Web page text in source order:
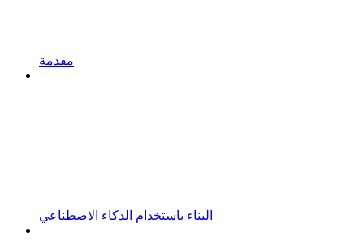
مقدمة
البناء باستخدام الذكاء الاصطناعي